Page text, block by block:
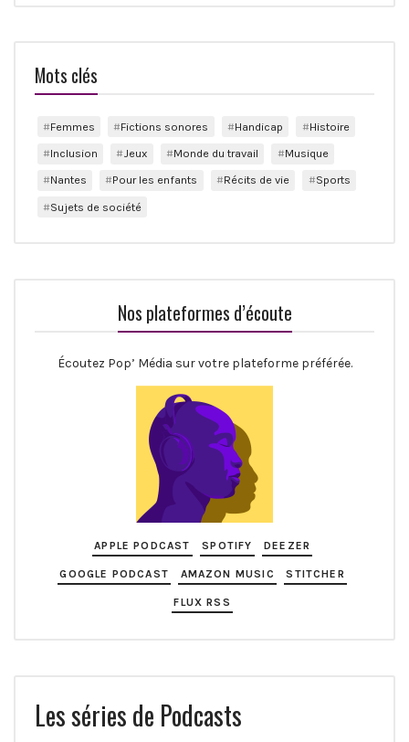
Mots clés
Femmes Fictions sonores Handicap
Histoire
Inclusion
Jeux Monde du travail
Musique
Nantes
Pour les enfants Récits de vie
Sports
Sujets de société
Nos plateformes d’écoute
Écoutez Pop’ Média sur votre plateforme préférée.
APPLE PODCAST SPOTIFY DEEZER
GOOGLE PODCAST AMAZON MUSIC STITCHER
FLUX RSS
Les séries de Podcasts